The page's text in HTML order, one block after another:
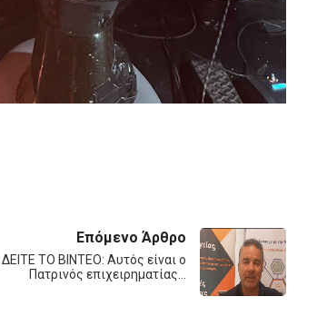
Επόμενο Άρθρο
ΔΕΙΤΕ ΤΟ ΒΙΝΤΕΟ: Αυτός είναι ο
Πατρινός επιχειρηματίας…